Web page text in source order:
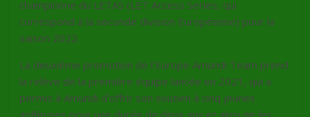
championne du LETAS (LET Access Series, qui
correspond à la seconde division Européenne) pour la
saison 2022.
La deuxième promotion de l’Europe Amundi Team prend
la relève de la première équipe lancée en 2021, qui a
permis à Amundi d’offrir son soutien à cinq jeunes